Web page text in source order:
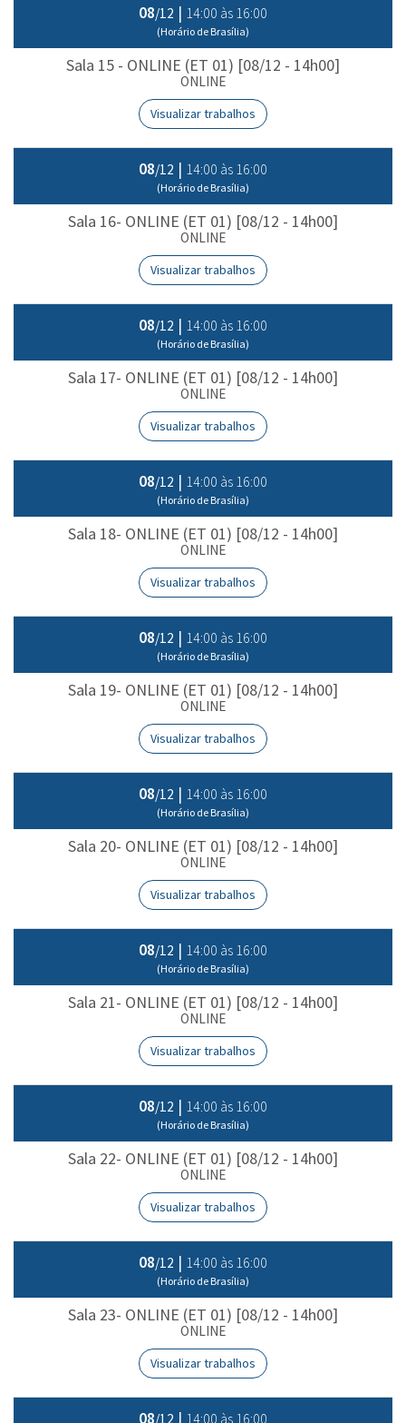
08/12 | 14:00 às 16:00
(Horário de Brasília)
Sala 15 - ONLINE (ET 01) [08/12 - 14h00]
ONLINE
Visualizar trabalhos
08/12 | 14:00 às 16:00
(Horário de Brasília)
Sala 16- ONLINE (ET 01) [08/12 - 14h00]
ONLINE
Visualizar trabalhos
08/12 | 14:00 às 16:00
(Horário de Brasília)
Sala 17- ONLINE (ET 01) [08/12 - 14h00]
ONLINE
Visualizar trabalhos
08/12 | 14:00 às 16:00
(Horário de Brasília)
Sala 18- ONLINE (ET 01) [08/12 - 14h00]
ONLINE
Visualizar trabalhos
08/12 | 14:00 às 16:00
(Horário de Brasília)
Sala 19- ONLINE (ET 01) [08/12 - 14h00]
ONLINE
Visualizar trabalhos
08/12 | 14:00 às 16:00
(Horário de Brasília)
Sala 20- ONLINE (ET 01) [08/12 - 14h00]
ONLINE
Visualizar trabalhos
08/12 | 14:00 às 16:00
(Horário de Brasília)
Sala 21- ONLINE (ET 01) [08/12 - 14h00]
ONLINE
Visualizar trabalhos
08/12 | 14:00 às 16:00
(Horário de Brasília)
Sala 22- ONLINE (ET 01) [08/12 - 14h00]
ONLINE
Visualizar trabalhos
08/12 | 14:00 às 16:00
(Horário de Brasília)
Sala 23- ONLINE (ET 01) [08/12 - 14h00]
ONLINE
Visualizar trabalhos
08/12 | 14:00 às 16:00